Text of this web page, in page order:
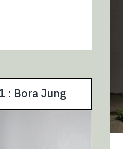
: Bora Jung